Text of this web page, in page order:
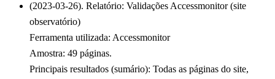
(2023-03-26). Relatório: Validações Accessmonitor (site
observatório)
Ferramenta utilizada: Accessmonitor
Amostra: 49 páginas.
Principais resultados (sumário): Todas as páginas do site,